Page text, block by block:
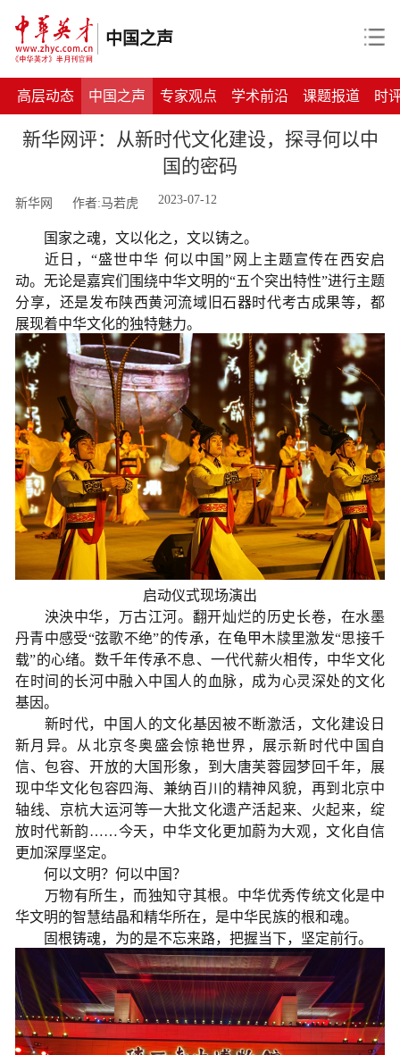
中国之声
高层动态 中国之声 专家观点 学术前沿 课题报道 时
新华网评：从新时代文化建设，探寻何以中
国的密码
新华网 作者:马若虎 2023-07-12
国家之魂，文以化之，文以铸之。
近日，“盛世中华 何以中国”网上主题宣传在西安启
动。无论是嘉宾们围绕中华文明的“五个突出特性”进行主题
分享，还是发布陕西黄河流域旧石器时代考古成果等，都
展现着中华文化的独特魅力。
启动仪式现场演出
泱泱中华，万古江河。翻开灿烂的历史长卷，在水墨
丹青中感受“弦歌不绝”的传承，在龟甲木牍里激发“思接千
载”的心绪。数千年传承不息、一代代薪火相传，中华文化
在时间的长河中融入中国人的血脉，成为心灵深处的文化
基因。
新时代，中国人的文化基因被不断激活，文化建设日
新月异。从北京冬奥盛会惊艳世界，展示新时代中国自
信、包容、开放的大国形象，到大唐芙蓉园梦回千年，展
现中华文化包容四海、兼纳百川的精神风貌，再到北京中
轴线、京杭大运河等一大批文化遗产活起来、火起来，绽
放时代新韵……今天，中华文化更加蔚为大观，文化自信
更加深厚坚定。
何以文明？何以中国？
万物有所生，而独知守其根。中华优秀传统文化是中
华文明的智慧结晶和精华所在，是中华民族的根和魂。
固根铸魂，为的是不忘来路，把握当下，坚定前行。